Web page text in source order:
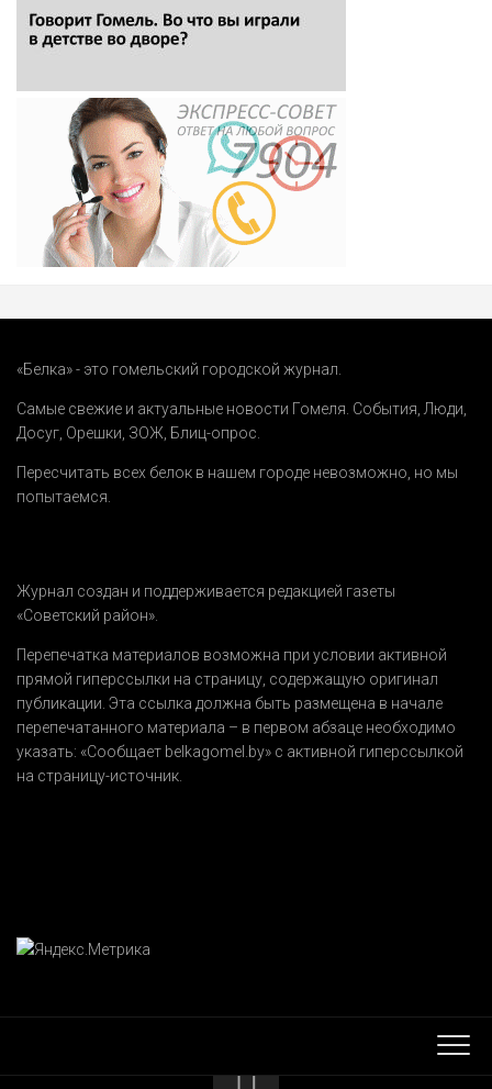
«Белка» - это гомельский городской журнал.
Самые свежие и актуальные новости Гомеля. События Люди
Досуг Орешки ЗОЖ Блиц-опрос
Пересчитать всех белок в нашем городе невозможно, но мы
попытаемся.
Журнал создан и поддерживается редакцией газеты
«Советский район».
Перепечатка материалов возможна при условии активной
прямой гиперссылки на страницу, содержащую оригинал
публикации. Эта ссылка должна быть размещена в начале
перепечатанного материала – в первом абзаце необходимо
указать: «Сообщает belkagomel.by» с активной гиперссылкой
на страницу-источник.